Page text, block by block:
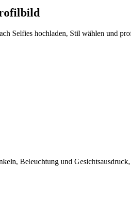
Selfies hochladen, Stil wählen und
Beleuchtung und Gesichtsausdruck,